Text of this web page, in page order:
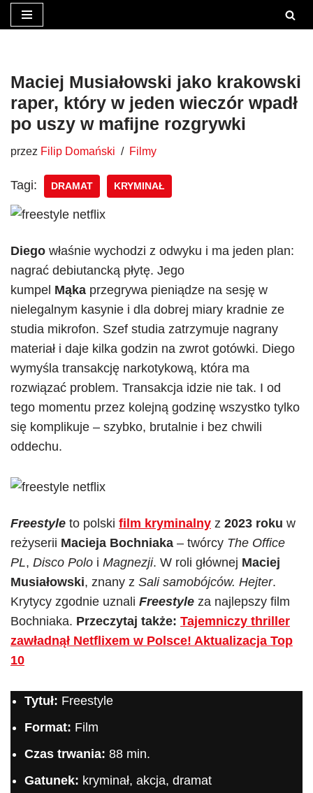
treści
Maciej Musiałowski jako krakowski
raper, który w jeden wieczór wpadł
po uszy w mafijne rozgrywki
przez Filip Domański Filmy
Tagi: DRAMAT KRYMINAŁ
Diego właśnie wychodzi z odwyku i ma jeden plan:
nagrać debiutancką płytę. Jego
kumpel Mąka przegrywa pieniądze na sesję w
nielegalnym kasynie i dla dobrej miary kradnie ze
studia mikrofon. Szef studia zatrzymuje nagrany
materiał i daje kilka godzin na zwrot gotówki. Diego
wymyśla transakcję narkotykową, która ma
rozwiązać problem. Transakcja idzie nie tak. I od
tego momentu przez kolejną godzinę wszystko tylko
się komplikuje – szybko, brutalnie i bez chwili
oddechu.
Freestyle to polski film kryminalny z 2023 roku w
reżyserii Macieja Bochniaka – twórcy The Office
PL, Disco Polo i Magnezji. W roli głównej Maciej
Musiałowski, znany z Sali samobójców. Hejter.
Krytycy zgodnie uznali Freestyle za najlepszy film
Bochniaka. Przeczytaj także: Tajemniczy thriller
zawładnął Netflixem w Polsce! Aktualizacja Top
10
Tytuł: Freestyle
Format: Film
Czas trwania: 88 min.
Gatunek: kryminał, akcja, dramat